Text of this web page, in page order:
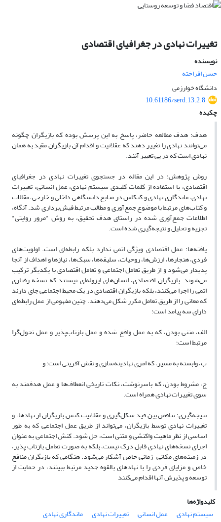
تغییرات نهادی در جغرافیای اقتصادی
نویسنده
حسن افراخته
دانشگاه خوارزمی
10.61186/serd.13.2.8
چکیده
هدف: هدف مطالعه حاضر، پاسخ به این پرسش بوده که بازیگران چگونه
می‌توانند نهادی را تغییر دهند که عقلانیت و اقدام آن بازیگران مقید به همان
نهادی است که در پی تغییر آنند.
روش پژوهش: در این مقاله در جستجوی تغییرات نهادی در جغرافیای
اقتصادی، با استفاده از کلمات کلیدی سیستم نهادی، عمل انسانی، تعییرات
نهادی، ماندگاری نهادی و کنکاش در منابع دانشگاهی داخلی و خارجی، مقالات
و کتاب‌های مرتبط با موضوع جمع‌آوری و مطالب مرتبط فیش‌برداری شد. آنگاه،
اطلاعات جمع‌آوری شده در راستای هدف تحقیق، به روش "مرور روایتی"
تجزیه و تحلیل و نتیجه‌گیری شده است.
یافته‌ها: عمل اقتصادی ویژگی اتمی ندارد بلکه رابطه‌ای است. اولویت‌های
فردی، هنجارها، ارزش‌ها، روحیات، سلیقه‌ها، سبک‌ها، نیازها و اهداف از آنجا
پدیدار می‌شود و از طریق تعامل اجتماعی و تعامل اقتصادی با یکدیگر ترکیب
می‌شوند. بازیگران اقتصادی، انسان‌های ایزوله‌ای نیستند که نسخه رفتاری
اتمی را اجرا می‌کنند، بلکه بازیگران اقتصادی در یک محیط اجتماعی جای دارند
که معانی را از طریق تعامل مکرر شکل می‌دهند. چنین مفهومی از عمل رابطه‌ای
دارای سه پیامد است:
الف، متنی بودن، که به عمل واقع شده و عمل بازتاب‌پذیر و عمل تحول‌گرا
مرتبط است؛
ب، وابسته به مسیر، که امری نهادینه‌سازی و نقش آفرینی است؛ و
ج، مشروط بودن، که باسرنوشت، نکات تاریخی انعطاف‌ها و عمل هدفمند به
سوی تغییرات نهادی همراه است.
نتیجه‌گیری:تناقض بین قید شکل‌گیری و عقلانیت کنش بازیگران از نهادها، و
تغییرات نهادی توسط بازیگران، می‌تواند از طریق عمل اجتماعی که به طور
اساسی از نظر ماهیت واکنشی و متنی است، حل شود. کنش اجتماعی به عنوان
اجرای نسخه‌های نهادی قابل درک نیست، بلکه به صورت تعامل بازتاب پذیر،
در زمینه‌های مکانی-زمانی خاص آشکار می‌شود. هنگامی که بازیگران منافع
خاص و مزایای فردی را با نهادهای بالقوه جدید مرتبط ببینند، در حمایت از
توسعه و پذیرش آنها اقدام می‌کنند
کلیدواژه‌ها
سیستم نهادی
عمل انسانی تعییرات نهادی
ماندگاری نهادی